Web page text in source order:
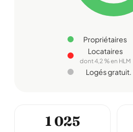
Propriétaires
Locataires
dont 4,2 % en HLM
Logés gratuit.
1 025